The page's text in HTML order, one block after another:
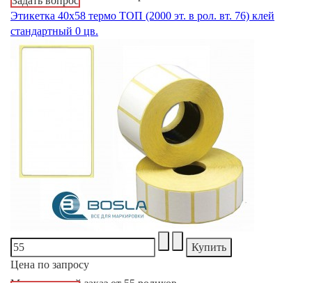
Этикетка 40х58 термо ТОП (2000 эт. в рол. вт. 76) клей
стандартный 0 цв.
Цена по запросу